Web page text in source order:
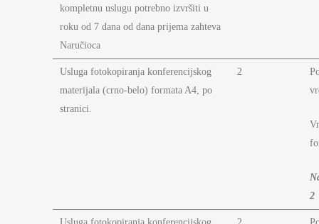
kompletnu uslugu potrebno izvršiti u
roku od 7 dana od dana prijema zahteva
Naručioca
Usluga fotokopiranja konferencijskog
materijala (crno-belo) formata A4, po
stranici.
2
2